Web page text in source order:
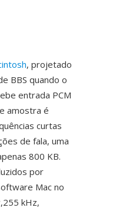
, projetado
BBS quando o
entrada PCM
amostra é
curtas
de fala, uma
800 KB.
por
Mac no
kHz,